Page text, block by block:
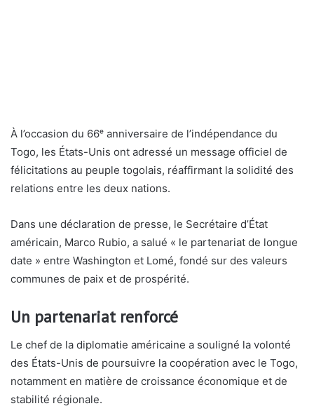
À l’occasion du 66ᵉ anniversaire de l’indépendance du
Togo, les États-Unis ont adressé un message officiel de
félicitations au peuple togolais, réaffirmant la solidité des
relations entre les deux nations.
Dans une déclaration de presse, le Secrétaire d’État
américain, Marco Rubio, a salué « le partenariat de longue
date » entre Washington et Lomé, fondé sur des valeurs
communes de paix et de prospérité.
Un partenariat renforcé
Le chef de la diplomatie américaine a souligné la volonté
des États-Unis de poursuivre la coopération avec le Togo,
notamment en matière de croissance économique et de
stabilité régionale.